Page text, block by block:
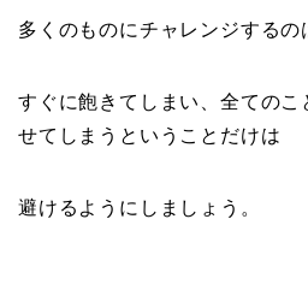
多くのものにチャレンジするの
すぐに飽きてしまい、全てのこ
せてしまうということだけは
避けるようにしましょう。